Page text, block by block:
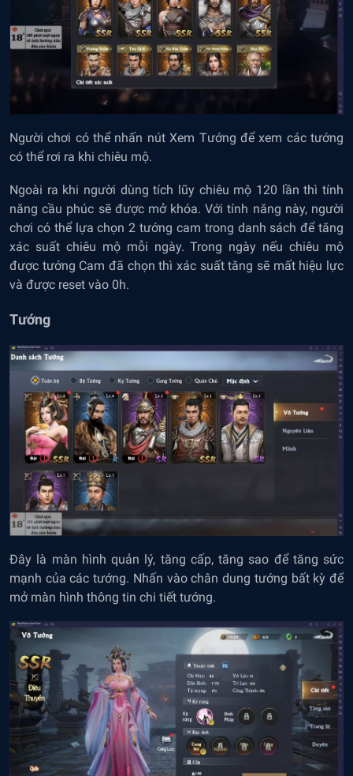
Người chơi có thể nhấn nút Xem Tướng để xem các tướng
có thể rơi ra khi chiêu mộ.
Ngoài ra khi người dùng tích lũy chiêu mộ 120 lần thì tính
năng cầu phúc sẽ được mở khóa. Với tính năng này, người
chơi có thể lựa chọn 2 tướng cam trong danh sách để tăng
xác suất chiêu mộ mỗi ngày. Trong ngày nếu chiêu mộ
được tướng Cam đã chọn thì xác suất tăng sẽ mất hiệu lực
và được reset vào 0h.
Tướng
Đây là màn hình quản lý, tăng cấp, tăng sao để tăng sức
mạnh của các tướng. Nhấn vào chân dung tướng bất kỳ để
mở màn hình thông tin chi tiết tướng.